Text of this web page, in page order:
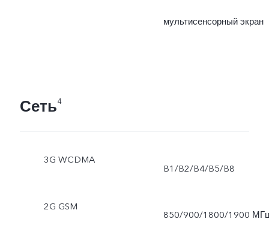
мультисенсорный экран
Сеть4
3G WCDMA
B1/B2/B4/B5/B8
2G GSM
850/900/1800/1900